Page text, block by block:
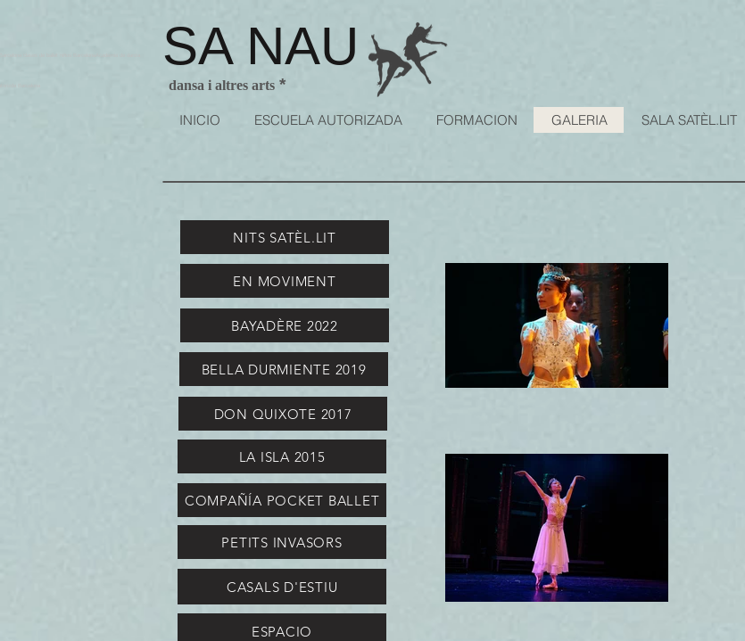
SA NAU
dansa i altres arts *
INICIO ESCUELA AUTORIZADA FORMACION GALERIA SALA SATÈL.LIT
NITS SATÈL.LIT
EN MOVIMENT
BAYADÈRE 2022
BELLA DURMIENTE 2019
DON QUIXOTE 2017
LA ISLA 2015
COMPAÑÍA POCKET BALLET
PETITS INVASORS
CASALS D'ESTIU
ESPACIO